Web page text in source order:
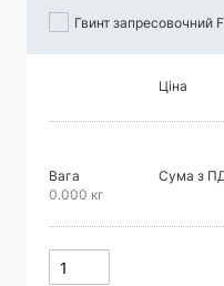
Гвинт запресовочний
Ціна
Вага
0.000 кг
Сума з